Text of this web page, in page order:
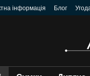
інформація Блог